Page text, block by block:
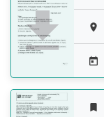
 

